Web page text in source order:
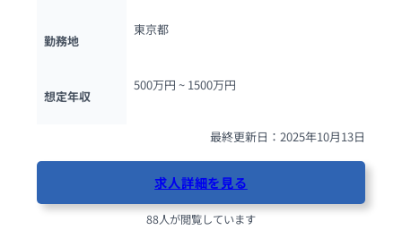
勤務地
東京都
想定年収
500万円 ~ 1500万円
最終更新日：2025年10月13日
求人詳細を見る
88人が閲覧しています